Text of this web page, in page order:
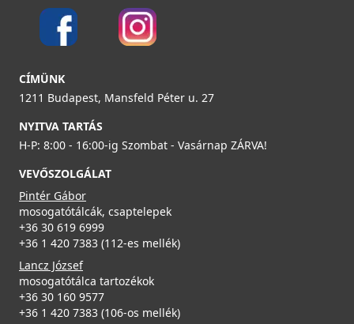
89 990 Ft
Részletek
ELLECI - Csaptelep Club matt fekete - Kifutó termék!
MOKCLUBK
139 990 Ft
Részletek
Elleci ATH113 WD Vágódeszka HPL - Barna
29 990 Ft
Elleci ATH093BK Vágódeszka HPL - Fekete
ATH093BK
33 990 Ft
CÍMÜNK
1211 Budapest, Mansfeld Péter u. 27
NYITVA TARTÁS
H-P: 8:00 - 16:00-ig Szombat - Vasárnap ZÁRVA!
VEVŐSZOLGÁLAT
Pintér Gábor
mosogatótálcák, csaptelepek
+36 30 619 6999
+36 1 420 7383 (112-es mellék)
Lancz József
mosogatótálca tartozékok
+36 30 160 9577
+36 1 420 7383 (106-os mellék)